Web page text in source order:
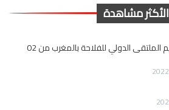
الأكثر مشاهدة
بلاغ… تنظيم الملتقى الدولي للفلاحة بالمغرب من 02